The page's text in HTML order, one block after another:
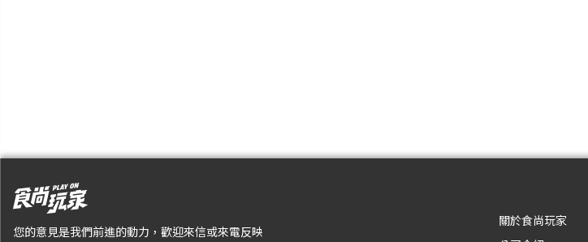
您的意見是我們前進的動力，歡迎來信或來電反映
關於食尚玩家